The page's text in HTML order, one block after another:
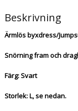
Beskrivning
Ärmlös byxdress/
Snörning fram och
Färg: Svart
Storlek: L, se nedan.